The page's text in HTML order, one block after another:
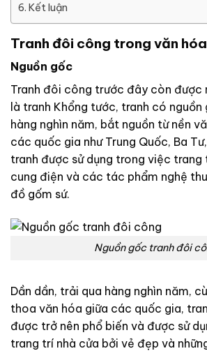
Kết luận
Tranh đôi công trong văn
Nguồn gốc
Tranh đôi công trước đây còn được
là tranh Khổng tước, tranh có
hàng nghìn năm, bắt nguồn từ nền
các quốc gia như Trung Quốc, Ba
tranh được sử dụng trong việc
cung điện và các tác phẩm nghệ
đồ gốm sứ.
Nguồn gốc tranh đôi
Dần dần, trải qua hàng nghìn năm,
thoa văn hóa giữa các quốc gia,
được trở nên phổ biến và được sử
trang trí nhà cửa bởi vẻ đẹp và